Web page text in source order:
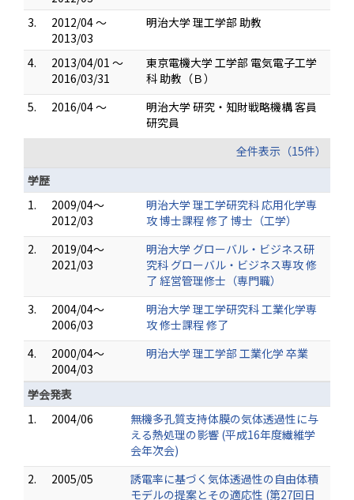
3.
2012/04 ～
2013/03
明治大学 理工学部 助教
4.
2013/04/01 ～
2016/03/31
東京電機大学 工学部 電気電子工学
科 助教（Ｂ）
5.
2016/04 ～
明治大学 研究・知財戦略機構 客員
研究員
全件表示（15件）
学歴
1.
2009/04～
2012/03
明治大学 理工学研究科 応用化学専
攻 博士課程 修了 博士（工学）
2.
2019/04～
2021/03
明治大学 グローバル・ビジネス研
究科 グローバル・ビジネス専攻 修
了 経営管理修士（専門職）
3.
2004/04～
2006/03
明治大学 理工学研究科 工業化学専
攻 修士課程 修了
4.
2000/04～
2004/03
明治大学 理工学部 工業化学 卒業
学会発表
1.
2004/06
無機多孔質支持体膜の気体透過性に与
える熱処理の影響 (平成16年度繊維学
会年次会)
2.
2005/05
誘電率に基づく気体透過性の自由体積
モデルの提案とその適応性 (第27回日